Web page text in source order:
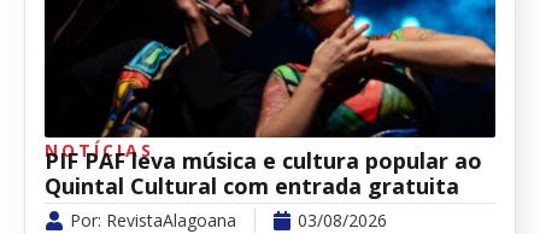
NOTÍCIAS
PIF PAF leva música e cultura popular ao
Quintal Cultural com entrada gratuita
Por: RevistaAlagoana 03/08/2026